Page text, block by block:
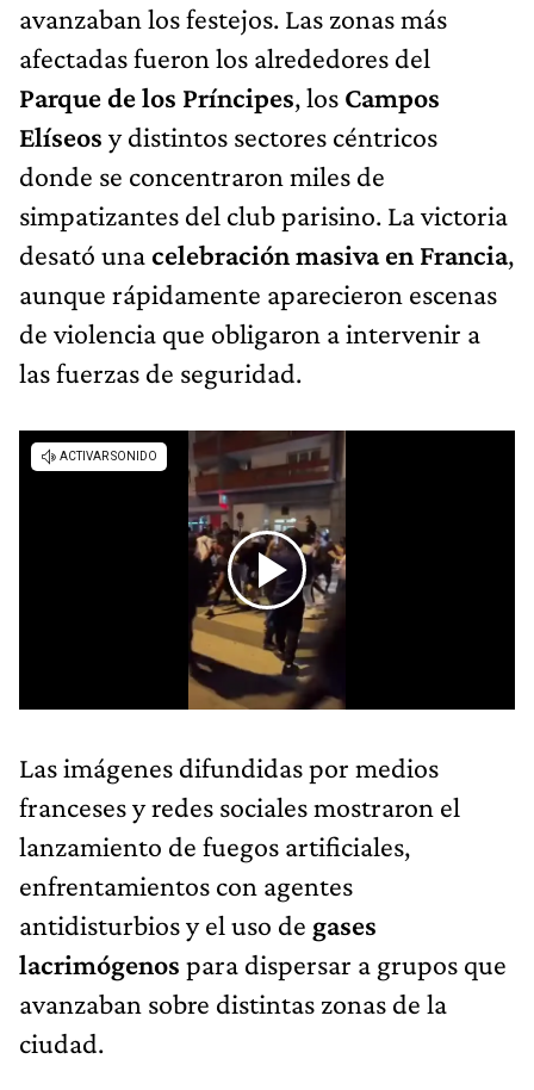
avanzaban los festejos. Las zonas más
afectadas fueron los alrededores del
Parque de los Príncipes, los Campos
Elíseos y distintos sectores céntricos
donde se concentraron miles de
simpatizantes del club parisino. La victoria
desató unacelebración masiva en Francia,
aunque rápidamente aparecieron escenas
de violencia que obligaron a intervenir a
las fuerzas de seguridad.
Las imágenes difundidas por medios
franceses y redes sociales mostraron el
lanzamiento de fuegos artificiales,
enfrentamientos con agentes
antidisturbios y el uso de gases
lacrimógenos para dispersar a grupos que
avanzaban sobre distintas zonas de la
ciudad.